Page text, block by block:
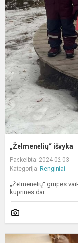
„Želmenėlių“ išvyka
Paskelbta: 2024-02-03
Kategorija: Renginiai
„Želmenėlių“ grupės
kuprines dar...